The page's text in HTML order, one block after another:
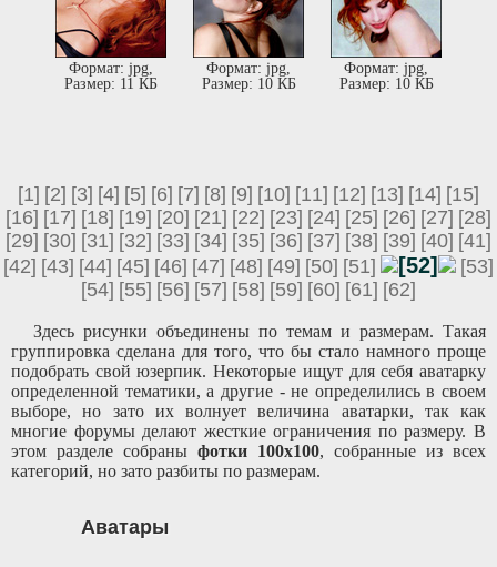
Формат: jpg,
Размер: 11 КБ
Формат: jpg,
Размер: 10 КБ
Формат: jpg,
Размер: 10 КБ
[1] [2] [3] [4] [5] [6] [7] [8] [9] [10] [11] [12] [13] [14] [15]
[16] [17] [18] [19] [20] [21] [22] [23] [24] [25] [26] [27] [28]
[29] [30] [31] [32] [33] [34] [35] [36] [37] [38] [39] [40] [41]
[42] [43] [44] [45] [46] [47] [48] [49] [50] [51] [52]
[53]
[54] [55] [56] [57] [58] [59] [60] [61] [62]
Здесь рисунки объединены по темам и размерам. Такая
группировка сделана для того, что бы стало намного проще
подобрать свой юзерпик. Некоторые ищут для себя аватарку
определенной тематики, а другие - не определились в своем
выборе, но зато их волнует величина аватарки, так как
многие форумы делают жесткие ограничения по размеру. В
этом разделе собраны фотки 100x100, собранные из всех
категорий, но зато разбиты по размерам.
Аватары